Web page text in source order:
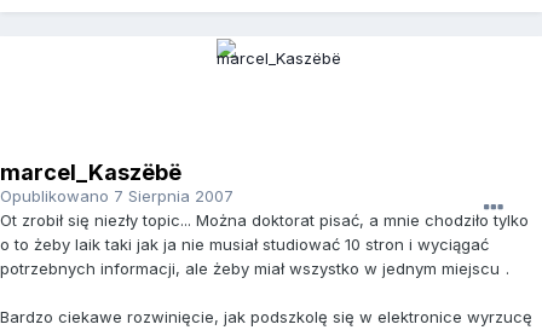
marcel_Kaszëbë
Opublikowano 7 Sierpnia 2007
Ot zrobił się niezły topic... Można doktorat pisać, a mnie chodziło tylko
o to żeby laik taki jak ja nie musiał studiować 10 stron i wyciągać
potrzebnych informacji, ale żeby miał wszystko w jednym miejscu .
Bardzo ciekawe rozwinięcie, jak podszkolę się w elektronice wyrzucę